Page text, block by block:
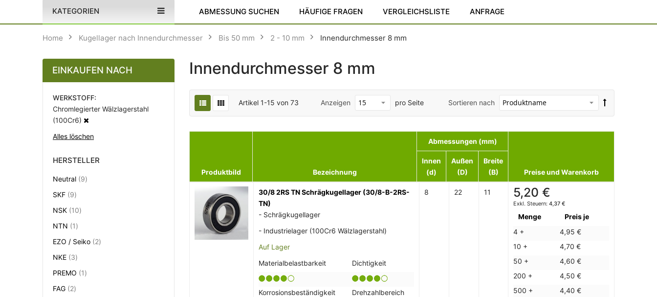
KATEGORIEN ABMESSUNG SUCHEN HÄUFIGE FRAGEN VERGLEICHSLISTE ANFRAGE
Home Kugellager nach Innendurchmesser Bis 50 mm 2 - 10 mm Innendurchmesser 8 mm
Innendurchmesser 8 mm
Artikel 1-15 von 73 Sortieren nach
Anzeigen pro Seite
Produktbild Bezeichnung
Abmessungen (mm)
Preise und Warenkorb
Innen
(d)
Außen
(D)
Breite
(B)
30/8 2RS TN Schrägkugellager (30/8-B-2RS-
TN)
- Schrägkugellager
- Industrielager (100Cr6 Wälzlagerstahl)
Auf Lager
Materialbelastbarkeit
Dichtigkeit
Korrosionsbeständigkeit Drehzahlbereich
8 22 11 5,20 €
4,37 €
Menge
Preis je
4 +
4,95 €
10 +
4,70 €
50 +
4,60 €
200 +
4,50 €
500 +
4,40 €
EINKAUFEN NACH
WERKSTOFF
Chromlegierter Wälzlagerstahl
(100Cr6)
Alles löschen
HERSTELLER
Neutral 9Artikel
SKF 9Artikel
NSK 10Artikel
NTN
1Artikel
EZO / Seiko 2Artikel
NKE 3Artikel
PREMO
1Artikel
FAG 2Artikel